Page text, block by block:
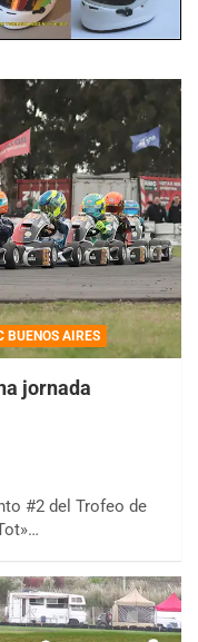
BUENOS AIRES
jornada
#2 del Trofeo de